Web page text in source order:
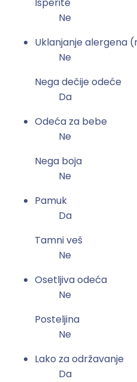
Isperite
Ne
Uklanjanje alergena
Ne
Nega dečije odeće
Da
Odeća za bebe
Ne
Nega boja
Ne
Pamuk
Da
Tamni veš
Ne
Osetljiva odeća
Ne
Posteljina
Ne
Lako za održavanje
Da